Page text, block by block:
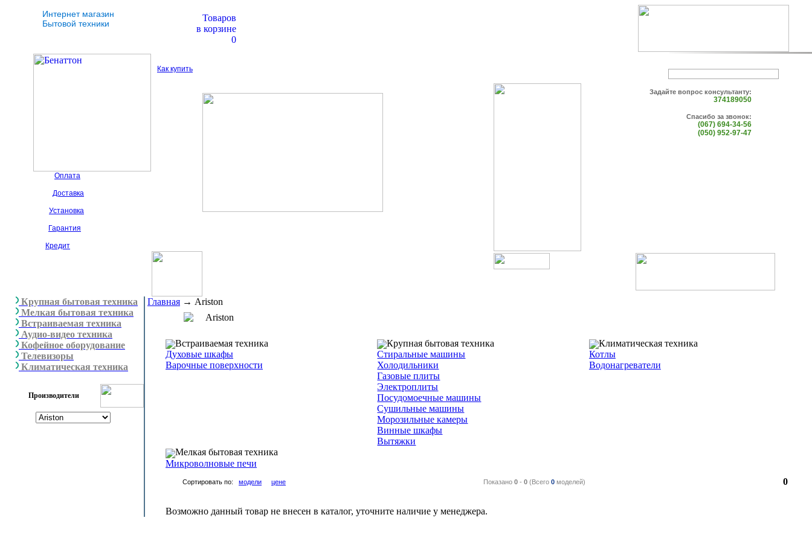
Интернет магазин
Бытовой техники
Товаров
в корзине
0
Как купить
Оплата
Доставка
Установка
Гарантия
Кредит
Задайте вопрос консультанту:
374189050
Спасибо за звонок:
(067) 694-34-56
(050) 952-97-47
Крупная бытовая техника
Мелкая бытовая техника
Встраиваемая техника
Аудио-видео техника
Кофейное оборудование
Телевизоры
Климатическая техника
Производители
Главная → Ariston
Ariston
Встраиваемая техника
Духовые шкафы
Варочные поверхности
Крупная бытовая техника
Стиральные машины
Холодильники
Газовые плиты
Электроплиты
Посудомоечные машины
Сушильные машины
Морозильные камеры
Винные шкафы
Вытяжки
Климатическая техника
Котлы
Водонагреватели
Мелкая бытовая техника
Микроволновые печи
Сортировать по: модели цене Показано 0- 0(Всего 0моделей) 0
Возможно данный товар не внесен в каталог, уточните наличие у менеджера.